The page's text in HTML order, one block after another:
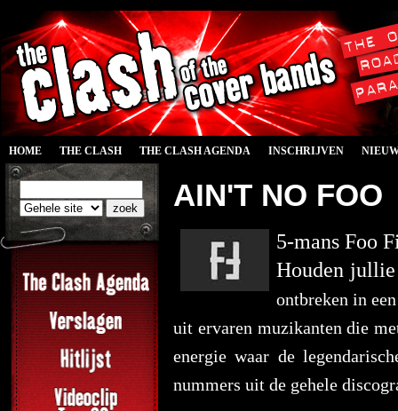
HOME THE CLASH THE CLASH AGENDA INSCHRIJVEN
AIN'T NO FOO
5-mans Foo
Houden
ontbreken in
uit ervaren muzikanten die
energie waar de
nummers uit de gehele